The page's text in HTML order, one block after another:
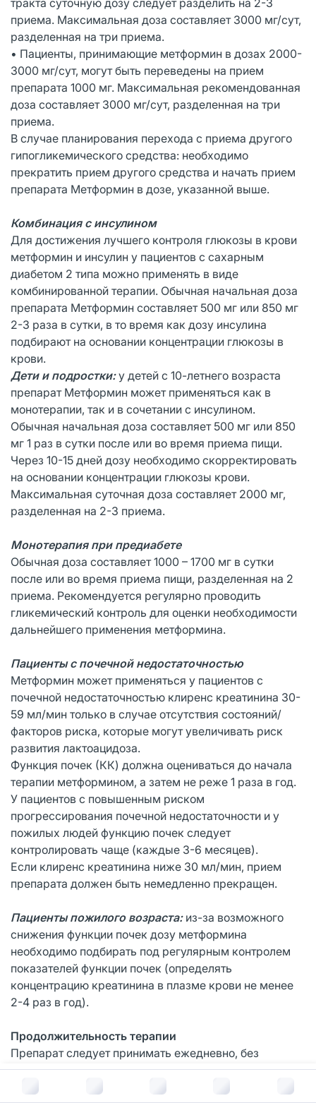
В корзину за
приема. Максимальная доза составляет 3000 мг/сут,
разделенная на три приема.
• Пациенты, принимающие метформин в дозах 2000-
3000 мг/сут, могут быть переведены на прием
препарата 1000 мг. Максимальная рекомендованная
доза составляет 3000 мг/сут, разделенная на три
приема.
В случае планирования перехода с приема другого
гипогликемического средства: необходимо
прекратить прием другого средства и начать прием
препарата Метформин в дозе, указанной выше.
Комбинация с инсулином
Для достижения лучшего контроля глюкозы в крови
метформин и инсулин у пациентов с сахарным
диабетом 2 типа можно применять в виде
комбинированной терапии. Обычная начальная доза
препарата Метформин составляет 500 мг или 850 мг
2-3 раза в сутки, в то время как дозу инсулина
подбирают на основании концентрации глюкозы в
крови.
Дети и подростки:у детей с 10-летнего возраста
препарат Метформин может применяться как в
монотерапии, так и в сочетании с инсулином.
Обычная начальная доза составляет 500 мг или 850
мг 1 раз в сутки после или во время приема пищи.
Через 10-15 дней дозу необходимо скорректировать
на основании концентрации глюкозы крови.
Максимальная суточная доза составляет 2000 мг,
разделенная на 2-3 приема.
Монотерапия при предиабете
Обычная доза составляет 1000 – 1700 мг в сутки
после или во время приема пищи, разделенная на 2
приема. Рекомендуется регулярно проводить
гликемический контроль для оценки необходимости
дальнейшего применения метформина.
Пациенты с почечной недостаточностью
Метформин может применяться у пациентов с
почечной недостаточностью клиренс креатинина 30-
59 мл/мин только в случае отсутствия состояний/
факторов риска, которые могут увеличивать риск
развития лактоацидоза.
Функция почек (КК) должна оцениваться до начала
терапии метформином, а затем не реже 1 раза в год.
У пациентов с повышенным риском
прогрессирования почечной недостаточности и у
пожилых людей функцию почек следует
контролировать чаще (каждые 3-6 месяцев).
Если клиренс креатинина ниже 30 мл/мин, прием
препарата должен быть немедленно прекращен.
Пациенты пожилого возраста:из-за возможного
снижения функции почек дозу метформина
необходимо подбирать под регулярным контролем
показателей функции почек (определять
концентрацию креатинина в плазме крови не менее
2-4 раз в год).
Продолжительность терапии
Препарат следует принимать ежедневно, без
перерыва. В случае прекращения терапии пациент